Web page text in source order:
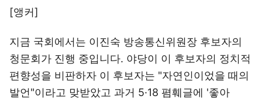
[앵커]
지금 국회에서는 이진숙 방송통신위원장 후보자의
청문회가 진행 중입니다. 야당이 이 후보자의 정치적
편향성을 비판하자 이 후보자는 "자연인이었을 때의
발언"이라고 맞받았고 과거 5·18 폄훼글에 '좋아